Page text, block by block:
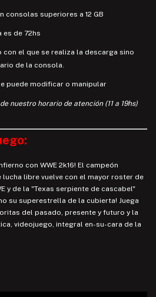
consolas superiores a 12 GB
es de 72hs
con el que se realiza la descarga sino
de la consola.
puede modificar o manipular
nuestro horario de atención (11 a 19hs)
con WWE 2k16! El campeón
libre vuelve con el mayor roster de
y de la "Texas serpiente de cascabel"
su superestrella de la cubierta! Juega
del pasado, presente y futuro y la
videojuego, integral en-su-cara de la